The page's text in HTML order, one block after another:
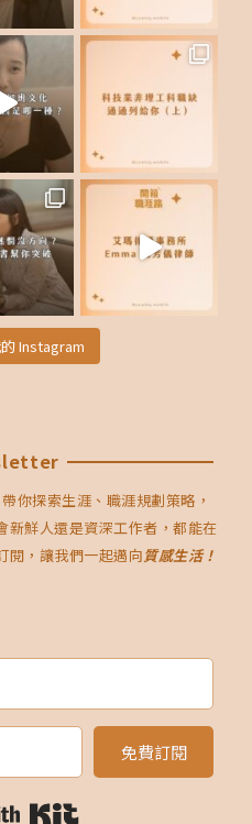
Instagram
你探索生涯、職涯規劃策略，
新鮮人還是資深工作者，都能在
閱，讓我們一起邁向質感生活！
免費訂閱